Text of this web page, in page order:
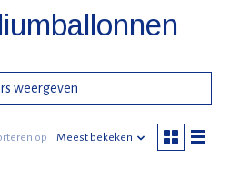
weergeven
op Meest bekeken